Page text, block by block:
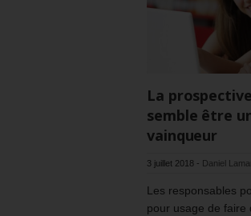
La
semble être
vainqueur
3 juillet 2018 - Daniel
Les responsables
pour usage de faire